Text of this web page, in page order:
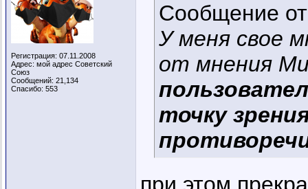
Регистрация: 07.11.2008
Адрес: мой адрес Советский
Союз
Сообщений: 21,134
Спасибо: 553
Сообщение
У меня свое
от мнения
точку